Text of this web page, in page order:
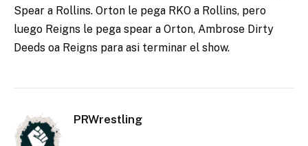
Spear a Rollins. Orton le pega RKO a Rollins, pero
luego Reigns le pega spear a Orton, Ambrose Dirty
Deeds oa Reigns para asi terminar el show.
PRWrestling